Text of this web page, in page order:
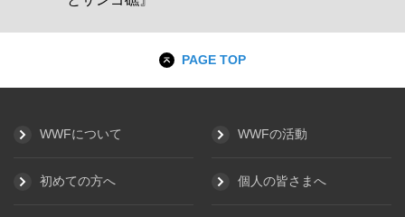
PAGE TOP
WWFについて WWFの活動
初めての方へ 個人の皆さまへ